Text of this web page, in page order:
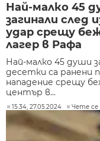
Най-малко 45
загинали след
удар срещу
лагер в Рафа
Най-малко 45 души
десетки са ранени
нападение срещу
център в...
15:34, 27.05.2024 Чете се